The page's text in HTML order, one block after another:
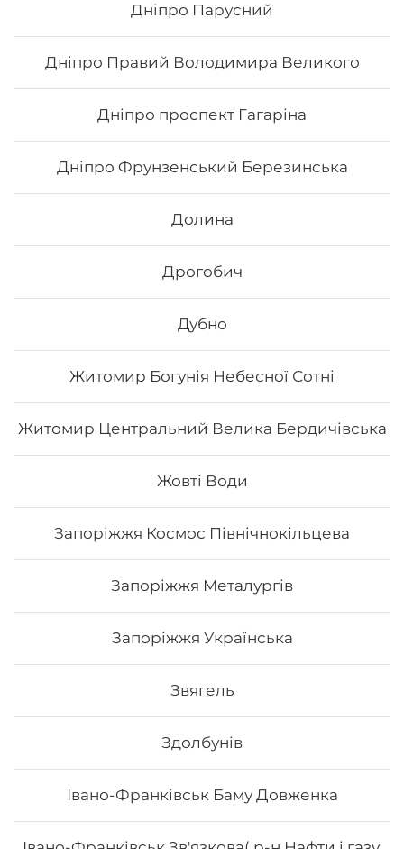
Дніпро Парусний
Дніпро Правий Володимира Великого
Дніпро проспект Гагаріна
Дніпро Фрунзенський Березинська
Долина
Дрогобич
Дубно
Житомир Богунія Небесної Сотні
Житомир Центральний Велика Бердичівська
Жовті Води
Запоріжжя Космос Північнокільцева
Запоріжжя Металургів
Запоріжжя Українська
Звягель
Здолбунів
Івано-Франківськ Баму Довженка
Напій 7up
0,33 л
33₴